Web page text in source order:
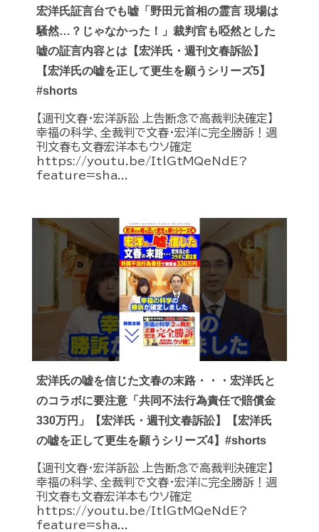
宏洋氏証言台でも嘘「野田元首相の霊言 現場は
騒然…？じゃなかった！」裁判官も啞然とした
嘘の証言内容とは【宏洋氏・週刊文春訴訟】
【宏洋氏の嘘を正して更生を願うシリーズ5】
#shorts
【週刊文春・宏洋訴訟 上告断念で高裁判決確定】
幸福の科学、全裁判で文春・宏洋に完全勝訴！週
刊文春も文春宏洋本もウソ確定
https://youtu.be/ItlGtMQeNdE?
feature=sha...
宏洋氏の嘘を信じた文春の末路・・・宏洋氏と
のコラボに要注意「共同不法行為責任で賠償金
330万円」【宏洋氏・週刊文春訴訟】【宏洋氏
の嘘を正して更生を願うシリーズ4】#shorts
【週刊文春・宏洋訴訟 上告断念で高裁判決確定】
幸福の科学、全裁判で文春・宏洋に完全勝訴！週
刊文春も文春宏洋本もウソ確定
https://youtu.be/ItlGtMQeNdE?
feature=sha...